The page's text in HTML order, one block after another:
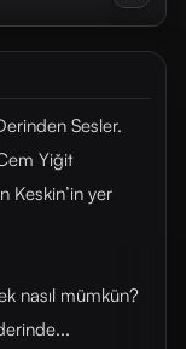
Sesler.
Yiğit
Keskin’in yer
nasıl mümkün?